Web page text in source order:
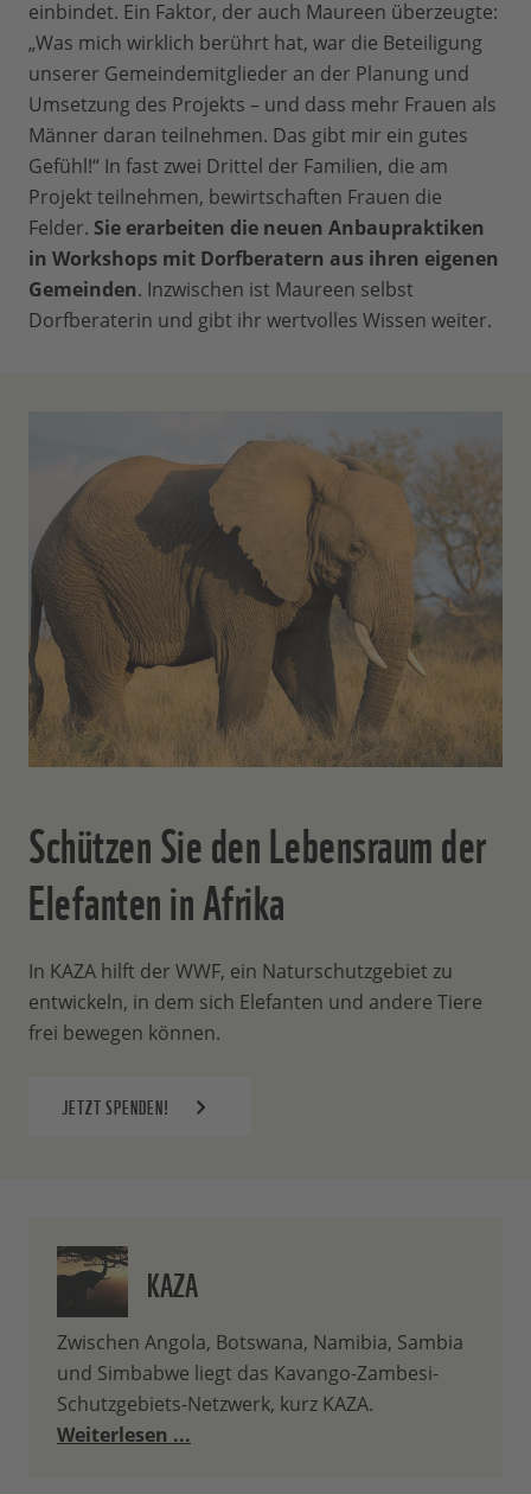
einbindet. Ein Faktor, der auch Maureen überzeugte:
„Was mich wirklich berührt hat, war die Beteiligung
unserer Gemeindemitglieder an der Planung und
Umsetzung des Projekts – und dass mehr Frauen als
Männer daran teilnehmen. Das gibt mir ein gutes
Gefühl!“ In fast zwei Drittel der Familien, die am
Projekt teilnehmen, bewirtschaften Frauen die
Felder. Sie erarbeiten die neuen Anbaupraktiken
in Workshops mit Dorfberatern aus ihren eigenen
Gemeinden. Inzwischen ist Maureen selbst
Dorfberaterin und gibt ihr wertvolles Wissen weiter.
Schützen Sie den Lebensraum der
Elefanten in Afrika
In KAZA hilft der WWF, ein Naturschutzgebiet zu
entwickeln, in dem sich Elefanten und andere Tiere
frei bewegen können.
JETZT SPENDEN!
KAZA
Zwischen Angola, Botswana, Namibia, Sambia
und Simbabwe liegt das Kavango-Zambesi-
Schutzgebiets-Netzwerk, kurz KAZA.
Weiterlesen ...